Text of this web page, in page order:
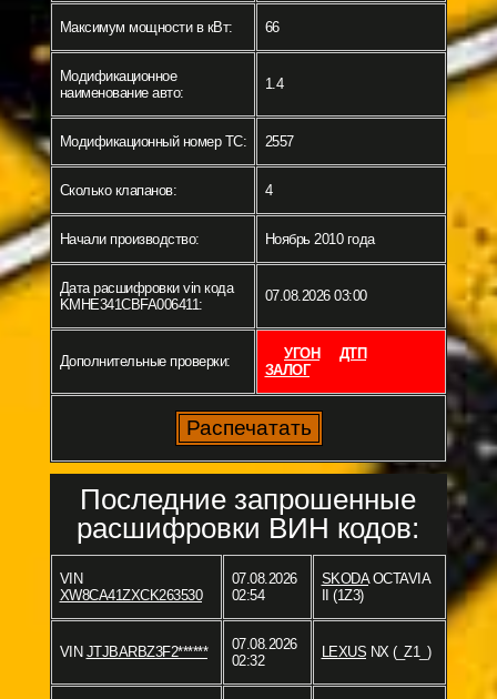
Максимум мощности в кВт: 66
Модификационное
наименование авто:
1.4
Модификационный номер ТС: 2557
Сколько клапанов: 4
Начали производство: Ноябрь 2010 года
Дата расшифровки vin кода
KMHE341CBFA006411:
07.08.2026 03:00
Дополнительные проверки: УГОН
ДТП
ЗАЛОГ
Последние запрошенные
расшифровки ВИН кодов:
VIN
XW8CA41ZXCK263530
07.08.2026
02:54
SKODAOCTAVIA
II (1Z3)
VIN JTJBARBZ3F2******
07.08.2026
02:32
LEXUS NX (_Z1_)